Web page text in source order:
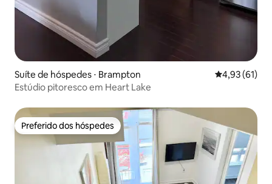
Suíte de hóspedes ⋅ Brampton 4,93 de uma
4,93 (61)
Estúdio pitoresco em Heart Lake
Preferido dos hóspedes
Preferido dos hóspedes